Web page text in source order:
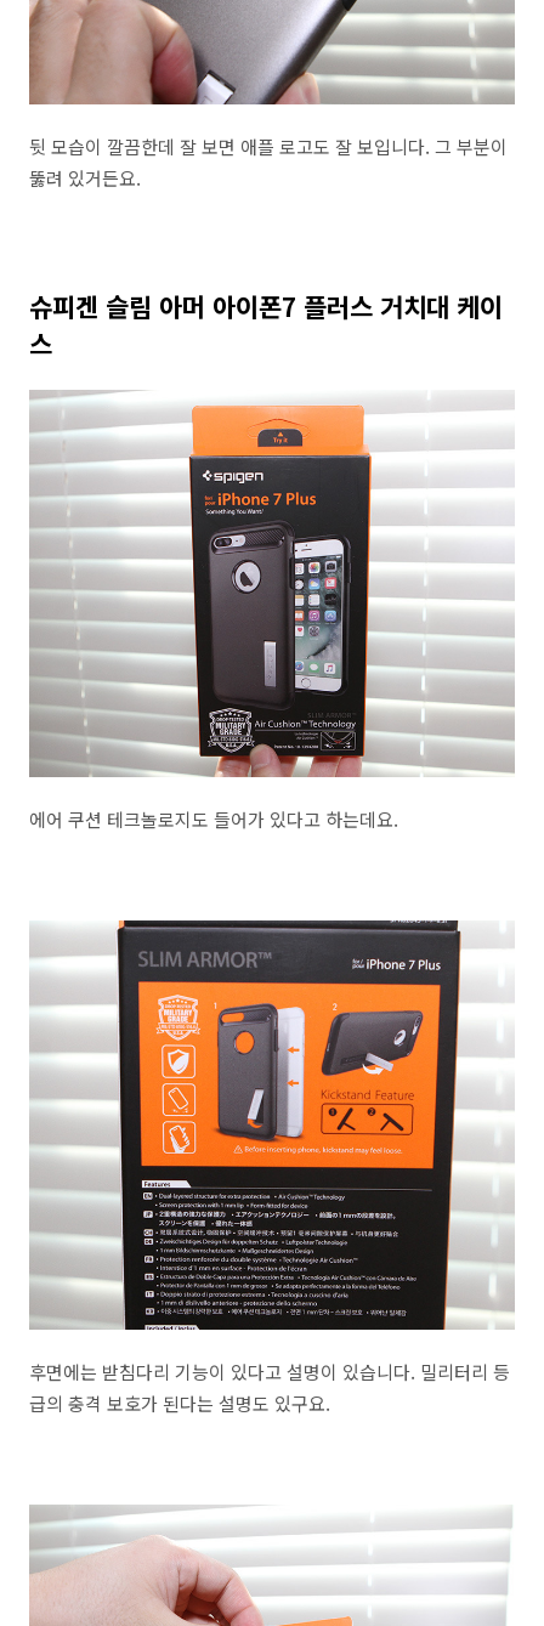
뒷 모습이 깔끔한데 잘 보면 애플 로고도 잘 보입니다. 그 부분이
뚫려 있거든요.
슈피겐 슬림 아머 아이폰7 플러스 거치대 케이
스
에어 쿠션 테크놀로지도 들어가 있다고 하는데요.
후면에는 받침다리 기능이 있다고 설명이 있습니다. 밀리터리 등
급의 충격 보호가 된다는 설명도 있구요.